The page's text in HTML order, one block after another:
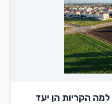
הקריות הן יעד